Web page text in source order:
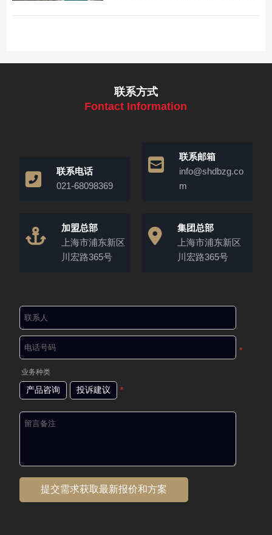
石协会官网] 更多案例同步呈现！
联系方式
Fontact Information
联系电话
021-68098369
联系邮箱
info@shdbzg.co
m
加盟总部
上海市浦东新区
川宏路365号
集团总部
上海市浦东新区
川宏路365号
*
业务种类
产品咨询 投诉建议 *